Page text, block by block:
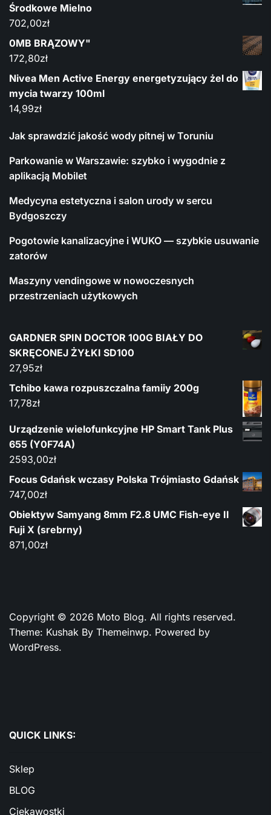
Środkowe Mielno
702,00zł
0MB BRĄZOWY"
172,80zł
Nivea Men Active Energy energetyzujący żel do
mycia twarzy 100ml
14,99zł
Jak sprawdzić jakość wody pitnej w Toruniu
Parkowanie w Warszawie: szybko i wygodnie z
aplikacją Mobilet
Medycyna estetyczna i salon urody w sercu
Bydgoszczy
Pogotowie kanalizacyjne i WUKO — szybkie usuwanie
zatorów
Maszyny vendingowe w nowoczesnych
przestrzeniach użytkowych
GARDNER SPIN DOCTOR 100G BIAŁY DO
SKRĘCONEJ ŻYŁKI SD100
27,95zł
Tchibo kawa rozpuszczalna famiiy 200g
17,78zł
Urządzenie wielofunkcyjne HP Smart Tank Plus
655 (Y0F74A)
2593,00zł
Focus Gdańsk wczasy Polska Trójmiasto Gdańsk
747,00zł
Obiektyw Samyang 8mm F2.8 UMC Fish-eye II
Fuji X (srebrny)
871,00zł
Copyright © 2026 Moto Blog. All rights reserved.
Theme: Kushak By Themeinwp. Powered by
WordPress.
QUICK LINKS:
Sklep
BLOG
Ciekawostki